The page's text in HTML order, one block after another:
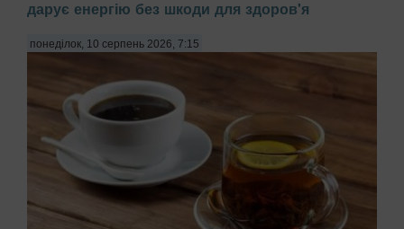
дарує енергію без шкоди для здоров'я
понеділок, 10 серпень 2026, 7:15